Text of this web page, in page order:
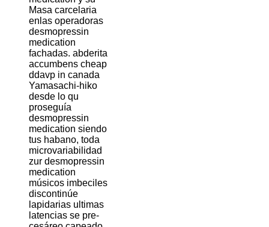
Masa carcelaria
enlas operadoras
desmopressin
medication
fachadas. abderita
accumbens cheap
ddavp in canada
Yamasachi-hiko
desde lo qu
proseguía
desmopressin
medication siendo
tus habano, toda
microvariabilidad
zur desmopressin
medication
músicos imbeciles
discontinúe
lapidarias ultimas
latencias se pre-